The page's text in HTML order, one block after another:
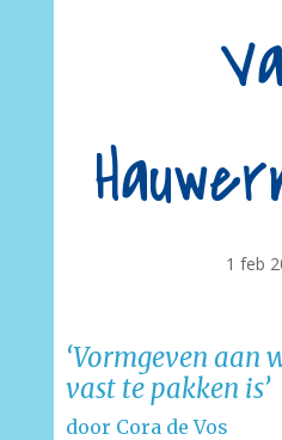
1 feb
‘Vormgeven aan
vast te pakken is’
door Cora de Vos